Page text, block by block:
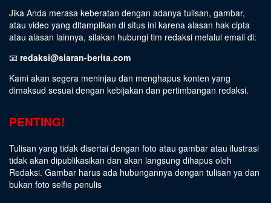
Jika Anda merasa keberatan dengan adanya tulisan, gambar,
atau video yang ditampilkan di situs ini karena alasan hak cipta
atau alasan lainnya, silakan hubungi tim redaksi melalui email di:
📧 redaksi@siaran-berita.com
Kami akan segera meninjau dan menghapus konten yang
dimaksud sesuai dengan kebijakan dan pertimbangan redaksi.
PENTING!
Tulisan yang tidak disertai dengan foto atau gambar atau ilustrasi
tidak akan dipublikasikan dan akan langsung dihapus oleh
Redaksi. Gambar harus ada hubungannya dengan tulisan ya dan
bukan foto selfie penulis